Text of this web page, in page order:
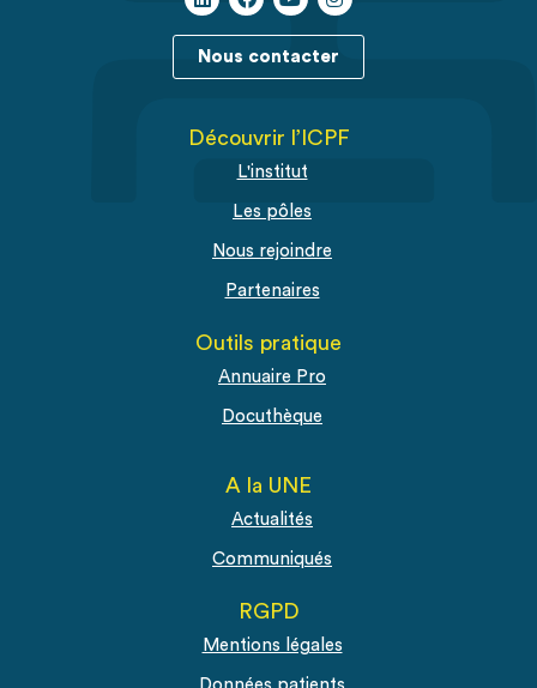
Nous contacter
Découvrir l’ICPF
L'institut
Les pôles
Nous rejoindre
Partenaires
Outils pratique
Annuaire Pro
Docuthèque
A la UNE
Actualités
Communiqués
RGPD
Mentions légales